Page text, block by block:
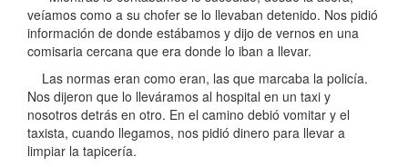
veíamos como a su chofer se lo llevaban detenido. Nos pidió
información de donde estábamos y dijo de vernos en una
comisaria cercana que era donde lo iban a llevar.
Las normas eran como eran, las que marcaba la policía.
Nos dijeron que lo lleváramos al hospital en un taxi y
nosotros detrás en otro. En el camino debió vomitar y el
taxista, cuando llegamos, nos pidió dinero para llevar a
limpiar la tapicería.